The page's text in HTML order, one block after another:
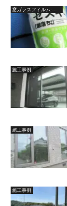
窓ガラスフィルム-ブログ
施工事例
施工事例
施工事例